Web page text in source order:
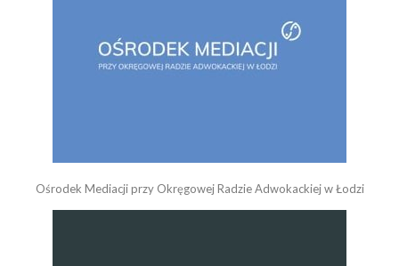
Ośrodek Mediacji przy Okręgowej Radzie Adwokackiej w Łodzi